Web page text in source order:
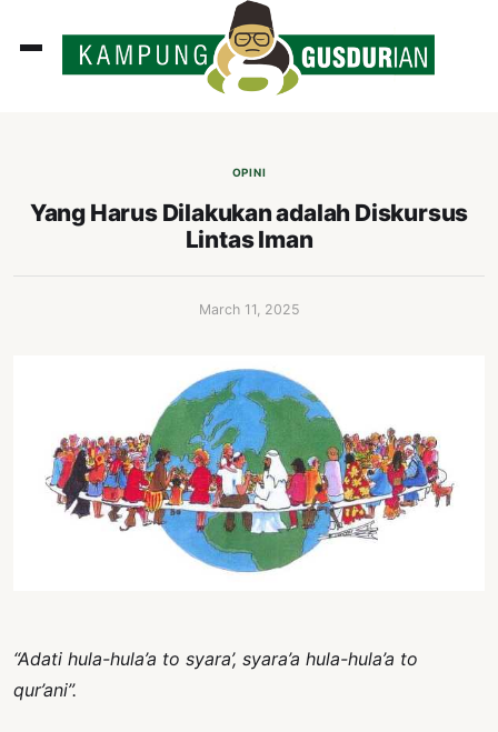
OPINI
Yang Harus Dilakukan adalah Diskursus
Lintas Iman
March 11, 2025
“Adati hula-hula’a to syara, syara’a hula-hula’a to
qur’ani”.